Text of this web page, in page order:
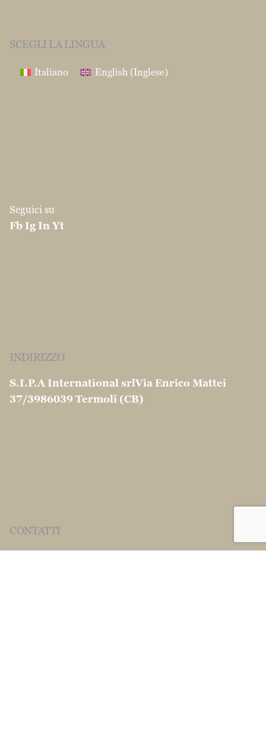
SCEGLI LA LINGUA
Italiano English(Inglese)
Seguici su
FbIgInYt
INDIRIZZO
S.I.P.A International srlVia Enrico Mattei
37/3986039 Termoli (CB)
CONTATTI